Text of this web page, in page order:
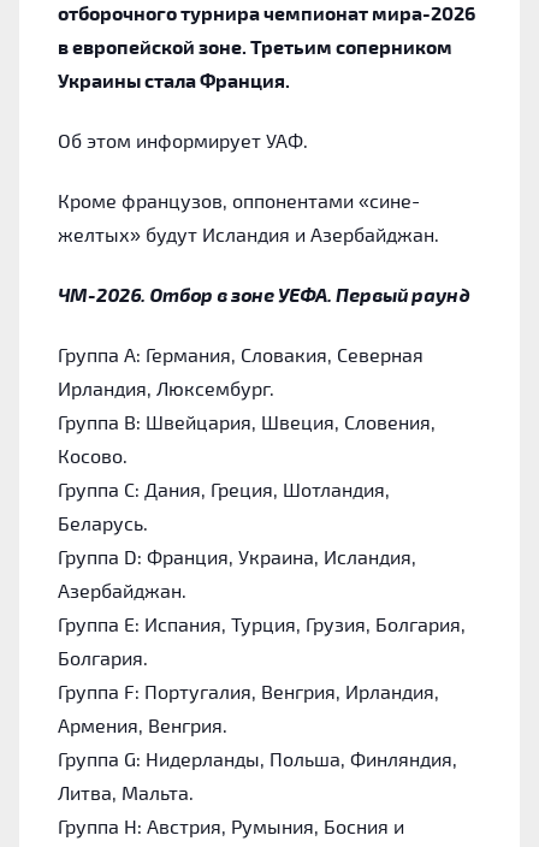
отборочного турнира чемпионат мира-2026
в европейской зоне. Третьим соперником
Украины стала Франция.
Об этом информирует УАФ.
Кроме французов, оппонентами «сине-
желтых» будут Исландия и Азербайджан.
ЧМ-2026. Отбор в зоне УЕФА. Первый раунд
Группа А: Германия, Словакия, Северная
Ирландия, Люксембург.
Группа В: Швейцария, Швеция, Словения,
Косово.
Группа С: Дания, Греция, Шотландия,
Беларусь.
Группа D: Франция, Украина, Исландия,
Азербайджан.
Группа Е: Испания, Турция, Грузия, Болгария,
Болгария.
Группа F: Португалия, Венгрия, Ирландия,
Армения, Венгрия.
Группа G: Нидерланды, Польша, Финляндия,
Литва, Мальта.
Группа H: Австрия, Румыния, Босния и